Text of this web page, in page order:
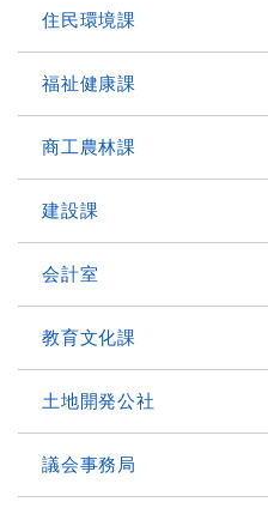
住民環境課
福祉健康課
商工農林課
建設課
会計室
教育文化課
土地開発公社
議会事務局